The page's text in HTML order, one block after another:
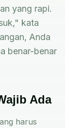
yang rapi.
kata
Anda
benar-benar
Ada
harus